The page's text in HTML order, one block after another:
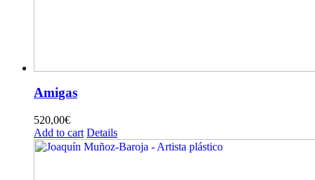
Amigas
520,00€
Add to cart Details